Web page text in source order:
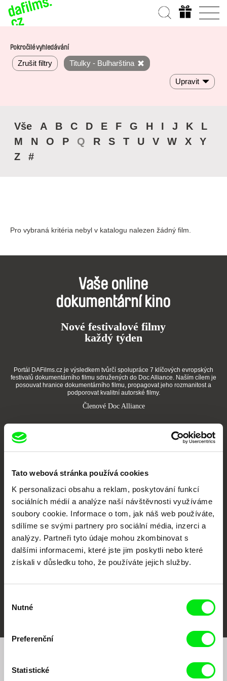
Tato webová stránka používá cookies
K personalizaci obsahu a reklam, poskytování funkcí
sociálních médií a analýze naší návštěvnosti využíváme
soubory cookie. Informace o tom, jak náš web používáte,
sdílíme se svými partnery pro sociální média, inzerci a
analýzy. Partneři tyto údaje mohou zkombinovat s
dalšími informacemi, které jste jim poskytli nebo které
získali v důsledku toho, že používáte jejich služby.
souhlasu
Nutné
Preferenční
Statistické
Pokročilé vyhledávání
Zrušit filtry Titulky - Bulharština
Upravit
Vše A B C D E F G H I J K
L
M
N O P Q R S T U V W X
Y
Z
#
Pro vybraná kritéria nebyl v katalogu nalezen žádný film.
Vaše online
dokumentární kino
Nové festivalové filmy
každý týden
Portál DAFilms.cz je výsledkem tvůrčí spolupráce 7 klíčových evropských
festivalů dokumentárního filmu sdružených do Doc Alliance. Naším cílem je
posouvat hranice dokumentárního filmu, propagovat jeho rozmanitost a
podporovat kvalitní autorské filmy.
Členové Doc Alliance
CPH:DOX Doclisboa
Millennium Docs
Against Gravity
DOK Leipzig
Chcete být pravidelně informováni o našem